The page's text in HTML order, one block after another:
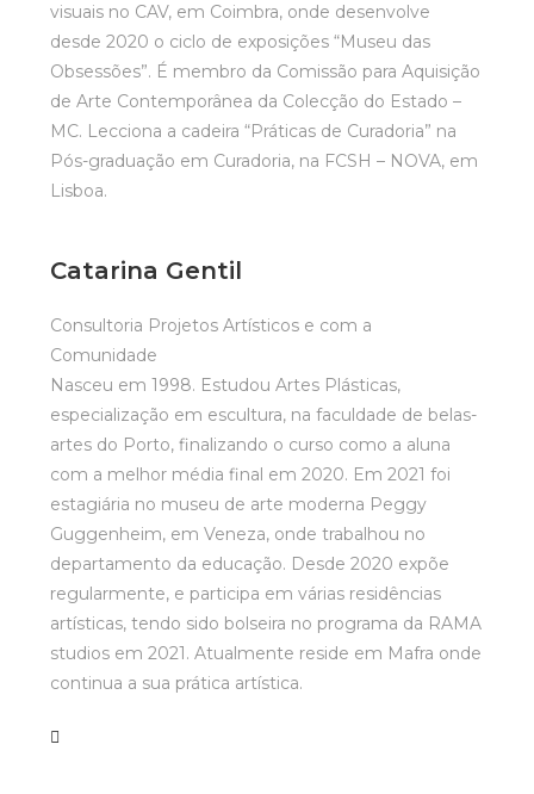
visuais no CAV, em Coimbra, onde desenvolve
desde 2020 o ciclo de exposições “Museu das
Obsessões”. É membro da Comissão para Aquisição
de Arte Contemporânea da Colecção do Estado –
MC. Lecciona a cadeira “Práticas de Curadoria” na
Pós-graduação em Curadoria, na FCSH – NOVA, em
Lisboa.
Catarina Gentil
Consultoria Projetos Artísticos e com a
Comunidade
Nasceu em 1998. Estudou Artes Plásticas,
especialização em escultura, na faculdade de belas-
artes do Porto, finalizando o curso como a aluna
com a melhor média final em 2020. Em 2021 foi
estagiária no museu de arte moderna Peggy
Guggenheim, em Veneza, onde trabalhou no
departamento da educação. Desde 2020 expõe
regularmente, e participa em várias residências
artísticas, tendo sido bolseira no programa da RAMA
studios em 2021. Atualmente reside em Mafra onde
continua a sua prática artística.